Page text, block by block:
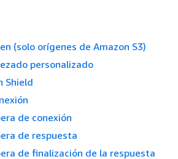
(solo orígenes de Amazon S3)
personalizado
Shield
de conexión
de respuesta
de finalización de la respuesta